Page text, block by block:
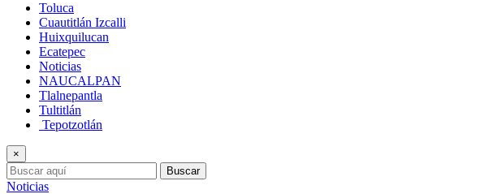
Toluca
Cuautitlán Izcalli
Huixquilucan
Ecatepec
Noticias
NAUCALPAN
Tlalnepantla
Tultitlán
Tepotzotlán
×
Buscar
Noticias